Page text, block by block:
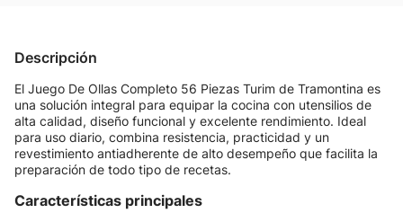
Descripción
El Juego De Ollas Completo 56 Piezas Turim de Tramontina es
una solución integral para equipar la cocina con utensilios de
alta calidad, diseño funcional y excelente rendimiento. Ideal
para uso diario, combina resistencia, practicidad y un
revestimiento antiadherente de alto desempeño que facilita la
preparación de todo tipo de recetas.
Características principales